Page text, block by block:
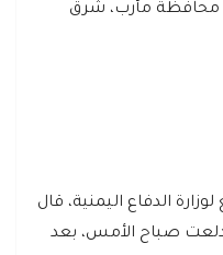
محافظة مأرب، شرق
الدفاع اليمنية، قال
صباح الأمس، بعد